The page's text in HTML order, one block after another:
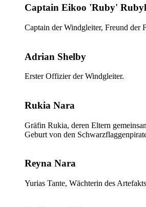
Captain Eikoo 'Ruby'
Captain der Windgleiter, Freund der
Adrian Shelby
Erster Offizier der Windgleiter.
Rukia Nara
Gräfin Rukia, deren Eltern
Geburt von den
Reyna Nara
Yurias Tante, Wächterin des